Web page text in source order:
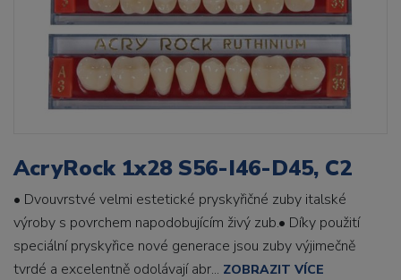
AcryRock 1x28 S56-I46-D45, C2
• Dvouvrstvé velmi estetické pryskyřičné zuby italské
výroby s povrchem napodobujícím živý zub.• Díky použití
speciální pryskyřice nové generace jsou zuby výjimečně
tvrdé a excelentně odolávají abr... ZOBRAZIT VÍCE